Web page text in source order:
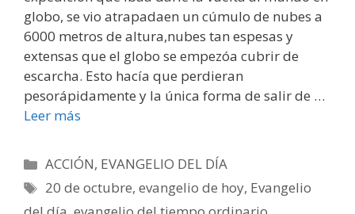
globo, se vio atrapadaen un cúmulo de nubes a
6000 metros de altura,nubes tan espesas y
extensas que el globo se empezóa cubrir de
escarcha. Esto hacía que perdieran
pesorápidamente y la única forma de salir de …
Leer más
Categorías
ACCIÓN, EVANGELIO DEL DÍA
Etiquetas
20 de octubre,evangelio de hoy, Evangelio